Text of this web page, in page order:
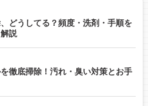
どうしてる？頻度・洗剤・手順を
説
徹底掃除！汚れ・臭い対策とお手